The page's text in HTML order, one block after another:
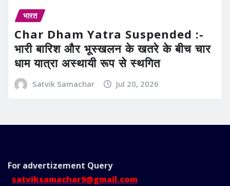
भारत
Char Dham Yatra Suspended :-
भारी बारिश और भूस्खलन के खतरे के बीच चार
धाम यात्रा अस्थायी रूप से स्थगित
Satvik Samachar Jul 20, 2026
For advertizement Query
satviksamachar9@gmail.com